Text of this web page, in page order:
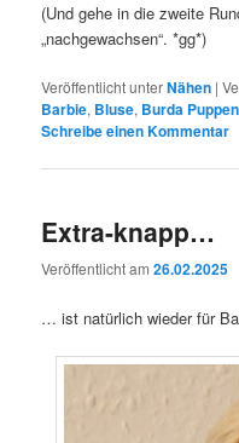
(Und gehe in die zweite
„nachgewachsen“. *gg*)
Veröffentlicht unterNähen |
Barbie, Bluse, Burda
Schreibe einen Kommentar
Extra-knapp…
Veröffentlicht am26.02.2025
… ist natürlich wieder für